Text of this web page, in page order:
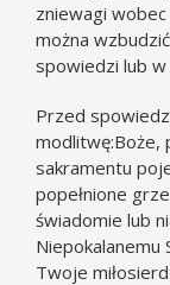
zniewagi
można
spowiedzi lub
Przed
modlitwę:Boże,
sakramentu
popełnione
świadomie lub
Niepokalanemu
Twoje